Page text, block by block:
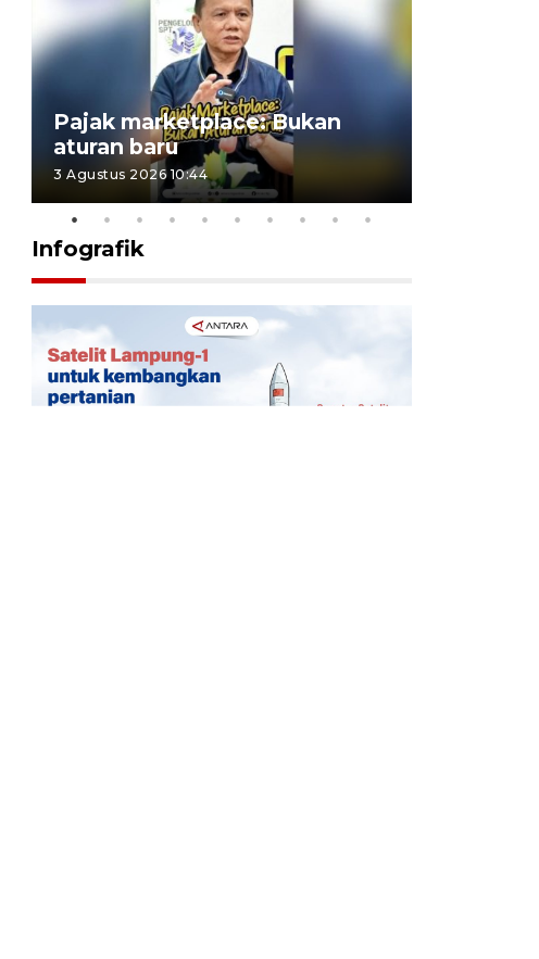
Pajak marketplace: Bukan
aturan baru
3 Agustus 2026 10:44
Infografik